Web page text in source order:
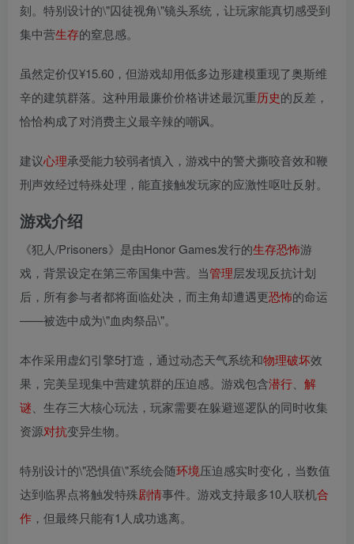
刻。特别设计的\"囚徒视角\"镜头系统，让玩家能真切感受到
集中营生存的窒息感。
虽然定价仅¥15.60，但游戏却用低多边形建模重现了奥斯维
辛的建筑群落。这种用最廉价价格讲述最沉重历史的反差，
恰恰构成了对消费主义最辛辣的嘲讽。
建议心理承受能力较弱者慎入，游戏中的警犬撕咬音效和鞭
刑声效经过特殊处理，能直接触发玩家的应激性呕吐反射。
游戏介绍
《犯人/Prisoners》是由Honor Games发行的生存恐怖游
戏，背景设定在第三帝国集中营。当管理层发现反抗计划
后，所有参与者都将面临处决，而主角却遭遇更恐怖的命运
——被选中成为\"血肉祭品\"。
本作采用虚幻引擎5打造，通过动态天气系统和物理破坏效
果，完美呈现集中营建筑群的压迫感。游戏包含潜行
解
谜 、生存三大核心玩法，玩家需要在躲避巡逻队的同时收集
资源对抗变异生物。
特别设计的\"恐惧值\"系统会随环境压迫感实时变化，当数值
达到临界点将触发特殊剧情事件。游戏支持最多10人联机合
作 ，但最终只能有1人成功逃离。